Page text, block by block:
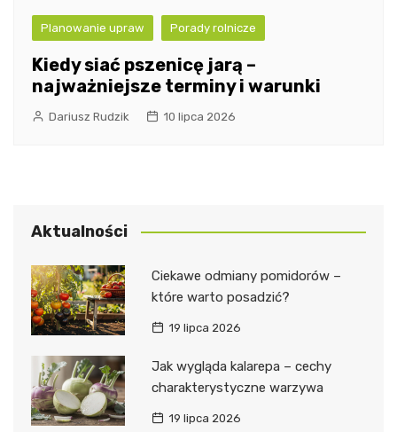
Planowanie upraw Porady rolnicze
Kiedy siać pszenicę jarą –
najważniejsze terminy i warunki
Dariusz Rudzik 10 lipca 2026
Aktualności
Ciekawe odmiany pomidorów –
które warto posadzić?
19 lipca 2026
Jak wygląda kalarepa – cechy
charakterystyczne warzywa
19 lipca 2026